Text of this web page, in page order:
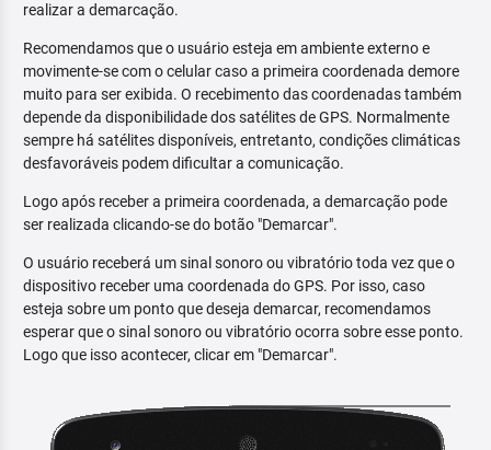
realizar a demarcação.
Recomendamos que o usuário esteja em ambiente externo e
movimente-se com o celular caso a primeira coordenada demore
muito para ser exibida. O recebimento das coordenadas também
depende da disponibilidade dos satélites de GPS. Normalmente
sempre há satélites disponíveis, entretanto, condições climáticas
desfavoráveis podem dificultar a comunicação.
Logo após receber a primeira coordenada, a demarcação pode
ser realizada clicando-se do botão "Demarcar".
O usuário receberá um sinal sonoro ou vibratório toda vez que o
dispositivo receber uma coordenada do GPS. Por isso, caso
esteja sobre um ponto que deseja demarcar, recomendamos
esperar que o sinal sonoro ou vibratório ocorra sobre esse ponto.
Logo que isso acontecer, clicar em "Demarcar".